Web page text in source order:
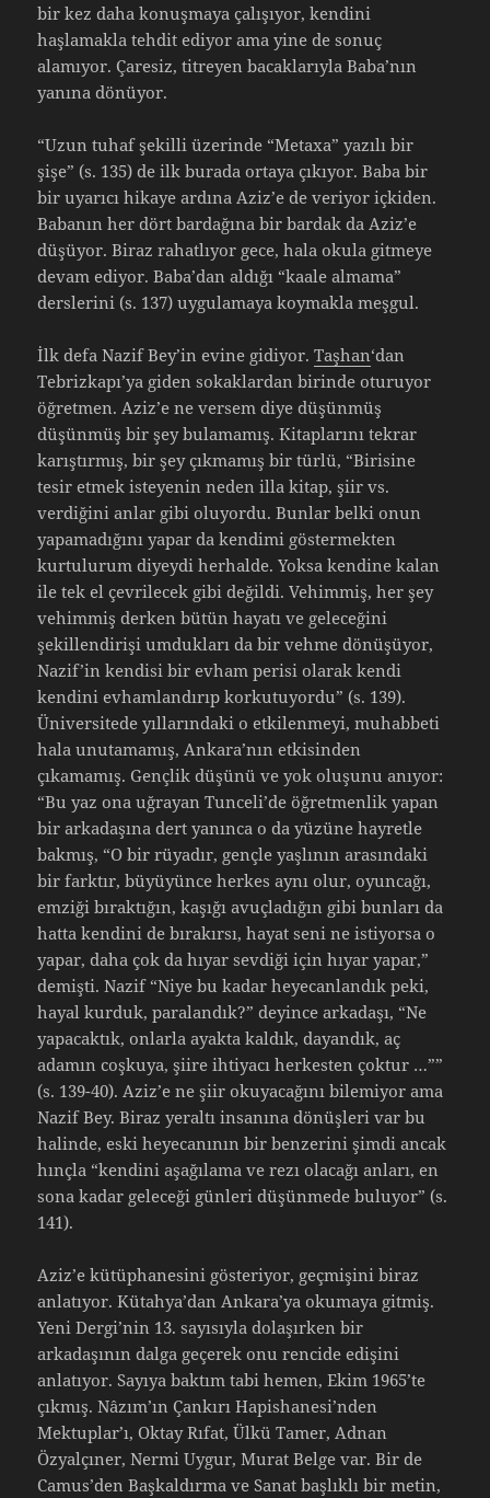
bir kez daha konuşmaya çalışıyor, kendini
haşlamakla tehdit ediyor ama yine de sonuç
alamıyor. Çaresiz, titreyen bacaklarıyla Baba’nın
yanına dönüyor.
“Uzun tuhaf şekilli üzerinde “Metaxa” yazılı bir
şişe” (s. 135) de ilk burada ortaya çıkıyor. Baba bir
bir uyarıcı hikaye ardına Aziz’e de veriyor içkiden.
Babanın her dört bardağına bir bardak da Aziz’e
düşüyor. Biraz rahatlıyor gece, hala okula gitmeye
devam ediyor. Baba’dan aldığı “kaale almama”
derslerini (s. 137) uygulamaya koymakla meşgul.
İlk defa Nazif Bey’in evine gidiyor.Taşhan‘dan
Tebrizkapı’ya giden sokaklardan birinde oturuyor
öğretmen. Aziz’e ne versem diye düşünmüş
düşünmüş bir şey bulamamış. Kitaplarını tekrar
karıştırmış, bir şey çıkmamış bir türlü, “Birisine
tesir etmek isteyenin neden illa kitap, şiir vs.
verdiğini anlar gibi oluyordu. Bunlar belki onun
yapamadığını yapar da kendimi göstermekten
kurtulurum diyeydi herhalde. Yoksa kendine kalan
ile tek el çevrilecek gibi değildi. Vehimmiş, her şey
vehimmiş derken bütün hayatı ve geleceğini
şekillendirişi umdukları da bir vehme dönüşüyor,
Nazif’in kendisi bir evham perisi olarak kendi
kendini evhamlandırıp korkutuyordu” (s. 139).
Üniversitede yıllarındaki o etkilenmeyi, muhabbeti
hala unutamamış, Ankara’nın etkisinden
çıkamamış. Gençlik düşünü ve yok oluşunu anıyor:
“Bu yaz ona uğrayan Tunceli’de öğretmenlik yapan
bir arkadaşına dert yanınca o da yüzüne hayretle
bakmış, “O bir rüyadır, gençle yaşlının arasındaki
bir farktır, büyüyünce herkes aynı olur, oyuncağı,
emziği bıraktığın, kaşığı avuçladığın gibi bunları da
hatta kendini de bırakırsı, hayat seni ne istiyorsa o
yapar, daha çok da hıyar sevdiği için hıyar yapar,”
demişti. Nazif “Niye bu kadar heyecanlandık peki,
hayal kurduk, paralandık?” deyince arkadaşı, “Ne
yapacaktık, onlarla ayakta kaldık, dayandık, aç
adamın coşkuya, şiire ihtiyacı herkesten çoktur …””
(s. 139-40). Aziz’e ne şiir okuyacağını bilemiyor ama
Nazif Bey. Biraz yeraltı insanına dönüşleri var bu
halinde, eski heyecanının bir benzerini şimdi ancak
hınçla “kendini aşağılama ve rezı olacağı anları, en
sona kadar geleceği günleri düşünmede buluyor” (s.
141).
Aziz’e kütüphanesini gösteriyor, geçmişini biraz
anlatıyor. Kütahya’dan Ankara’ya okumaya gitmiş.
Yeni Dergi’nin 13. sayısıyla dolaşırken bir
arkadaşının dalga geçerek onu rencide edişini
anlatıyor. Sayıya baktım tabi hemen, Ekim 1965’te
çıkmış. Nâzım’ın Çankırı Hapishanesi’nden
Mektuplar’ı, Oktay Rıfat, Ülkü Tamer, Adnan
Özyalçıner, Nermi Uygur, Murat Belge var. Bir de
Camus’den Başkaldırma ve Sanat başlıklı bir metin,